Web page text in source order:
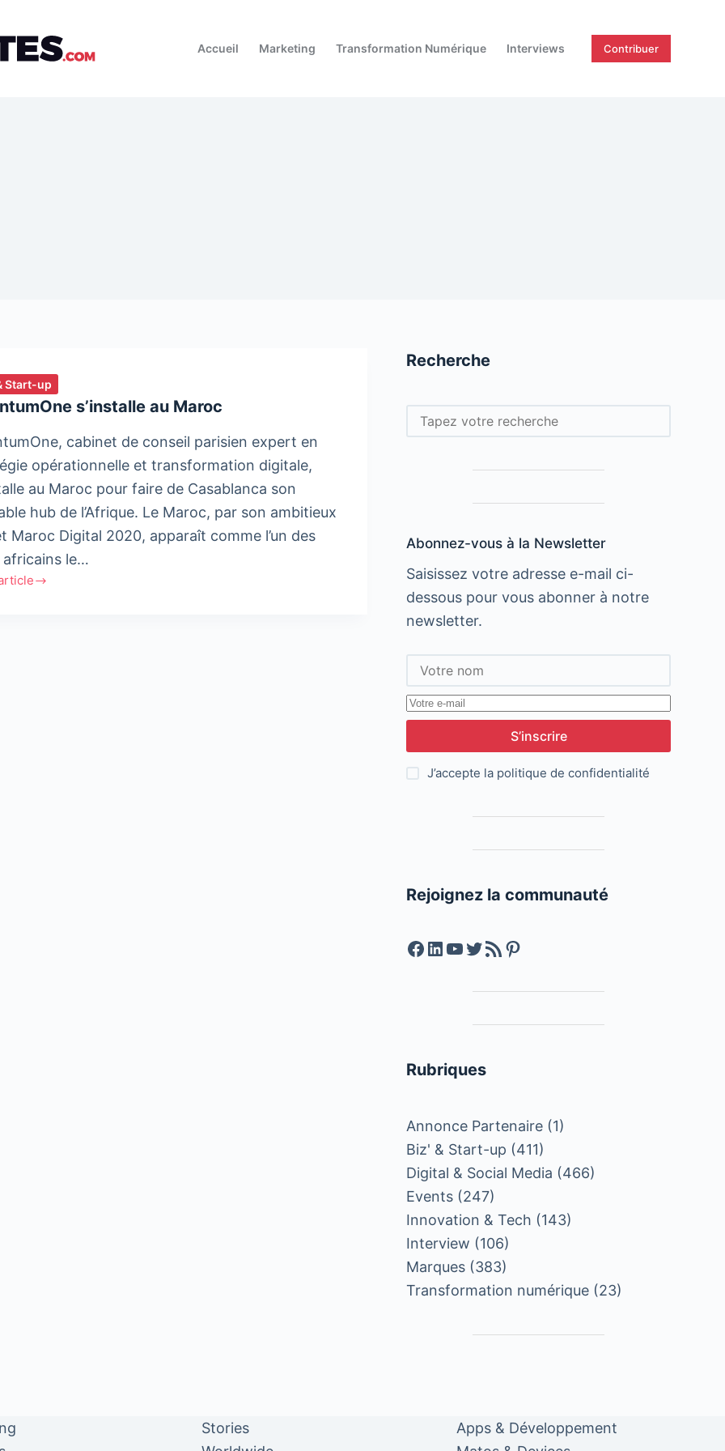
Accueil Marketing Transformation Numérique Interviews Contribuer
Start-up
s’installe au Maroc
cabinet de conseil parisien expert en
opérationnelle et transformation digitale,
au Maroc pour faire de Casablanca son
hub de l’Afrique. Le Maroc, par son ambitieux
Maroc Digital 2020, apparaît comme l’un des
africains le…
Recherche
Rechercher
Abonnez-vous à la Newsletter
Saisissez votre adresse e-mail ci-
dessous pour vous abonner à notre
newsletter.
S’inscrire
J’accepte la politique de confidentialité
Rejoignez la communauté
Facebook
LinkedIn
YouTube
Twitter
Feed RSSPinterest
Rubriques
Annonce Partenaire (1)
Biz' & Start-up (411)
Digital & Social Media (466)
Events (247)
Innovation & Tech (143)
Interview (106)
Marques (383)
Transformation numérique (23)
Stories
Apps & Développement